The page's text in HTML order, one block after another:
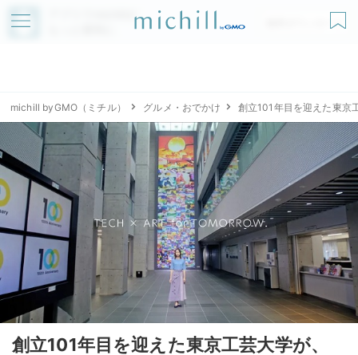
アプリでmichillが
無料ダウンロード
michill byGMO（ミチル） グルメ・おでかけ 創立101年目を迎えた東京
創立101年目を迎えた東京工芸大学が、